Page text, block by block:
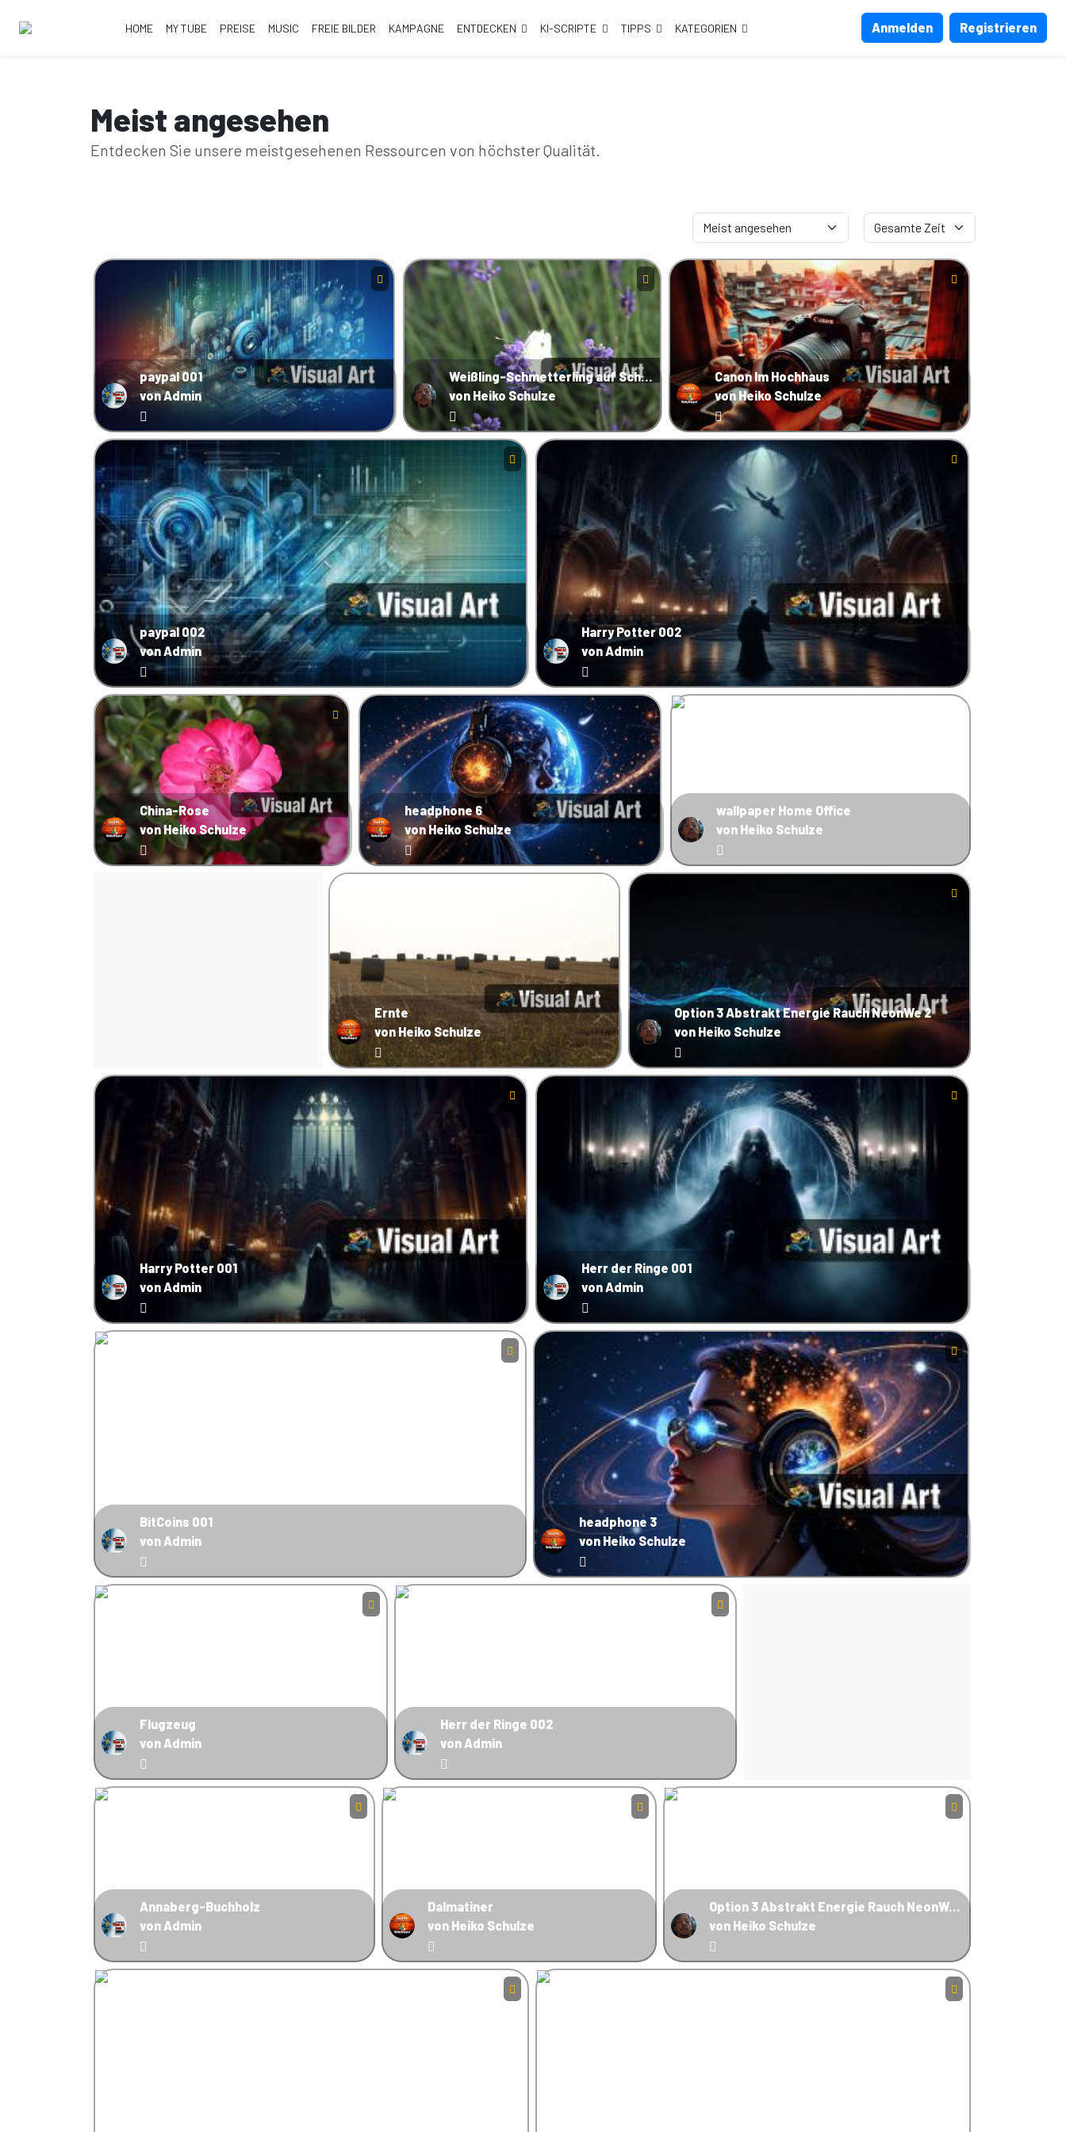
HOME MY TUBE PREISE MUSIC FREIE BILDER KAMPAGNE ENTDECKEN KI-SCRIPTE TIPPS KATEGORIEN Anmelden Registrieren
Meist angesehen
Entdecken Sie unsere meistgesehenen Ressourcen von höchster Qualität.
paypal 001
von Admin
Weißling-Schmetterling auf Schopflavendel
von Heiko Schulze
Canon Im Hochhaus
von Heiko Schulze
paypal 002
von Admin
Harry Potter 002
von Admin
China-Rose
von Heiko Schulze
headphone 6
von Heiko Schulze
wallpaper Home Office
von Heiko Schulze
Ernte
von Heiko Schulze
Option 3 Abstrakt Energie Rauch NeonWe 2
von Heiko Schulze
Harry Potter 001
von Admin
Herr der Ringe 001
von Admin
BitCoins 001
von Admin
headphone 3
von Heiko Schulze
Flugzeug
von Admin
Herr der Ringe 002
von Admin
Annaberg-Buchholz
von Admin
Dalmatiner
von Heiko Schulze
Option 3 Abstrakt Energie Rauch NeonWe 3
von Heiko Schulze